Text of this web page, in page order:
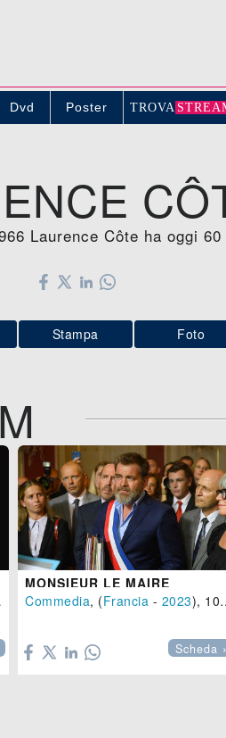
Dvd Poster TROVA
Laurence Côte ha oggi
Stampa Foto
MONSIEUR LE MAIRE
Commedia, (Francia - 2023), 102 min.
Scheda